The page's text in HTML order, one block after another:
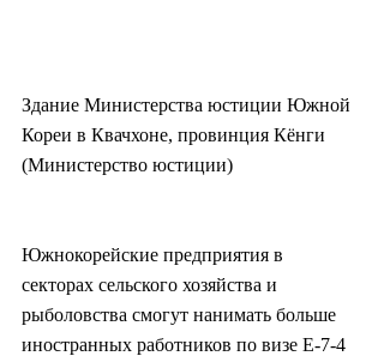
Здание Министерства юстиции Южной
Кореи в Квачхоне, провинция Кёнги
(Министерство юстиции)
Южнокорейские предприятия в
секторах сельского хозяйства и
рыболовства смогут нанимать больше
иностранных работников по визе E-7-4